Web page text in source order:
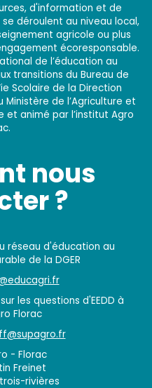
d'information et de
déroulent au niveau local,
agricole ou plus
écoresponsable.
de l’éducation au
transitions du Bureau de
Scolaire de la Direction
Ministère de l’Agriculture et
et animé par l’institut Agro
nous
?
réseau d'éducation au
de la DGER
les questions d'EEDD à
Florac
- Florac
Freinet
rivières